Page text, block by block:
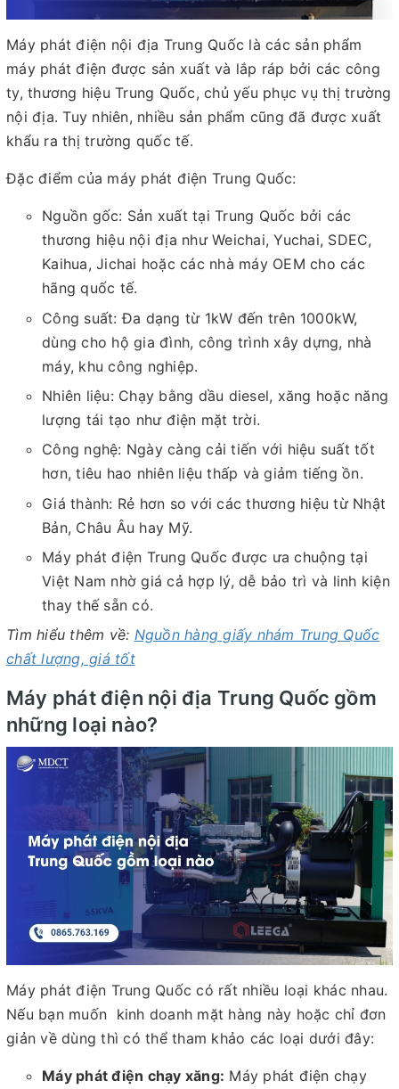
Máy phát điện nội địa Trung Quốc là các sản phẩm
máy phát điện được sản xuất và lắp ráp bởi các công
ty, thương hiệu Trung Quốc, chủ yếu phục vụ thị trường
nội địa. Tuy nhiên, nhiều sản phẩm cũng đã được xuất
khẩu ra thị trường quốc tế.
Đặc điểm của máy phát điện Trung Quốc:
Nguồn gốc: Sản xuất tại Trung Quốc bởi các
thương hiệu nội địa như Weichai, Yuchai, SDEC,
Kaihua, Jichai hoặc các nhà máy OEM cho các
hãng quốc tế.
Công suất: Đa dạng từ 1kW đến trên 1000kW,
dùng cho hộ gia đình, công trình xây dựng, nhà
máy, khu công nghiệp.
Nhiên liệu: Chạy bằng dầu diesel, xăng hoặc năng
lượng tái tạo như điện mặt trời.
Công nghệ: Ngày càng cải tiến với hiệu suất tốt
hơn, tiêu hao nhiên liệu thấp và giảm tiếng ồn.
Giá thành: Rẻ hơn so với các thương hiệu từ Nhật
Bản, Châu Âu hay Mỹ.
Máy phát điện Trung Quốc được ưa chuộng tại
Việt Nam nhờ giá cả hợp lý, dễ bảo trì và linh kiện
thay thế sẵn có.
Tìm hiểu thêm về: Nguồn hàng giấy nhám Trung Quốc
chất lượng, giá tốt
Máy phát điện nội địa Trung Quốc gồm
những loại nào?
Máy phát điện Trung Quốc có rất nhiều loại khác nhau.
Nếu bạn muốn kinh doanh mặt hàng này hoặc chỉ đơn
giản về dùng thì có thể tham khảo các loại dưới đây:
Máy phát điện chạy xăng: Máy phát điện chạy